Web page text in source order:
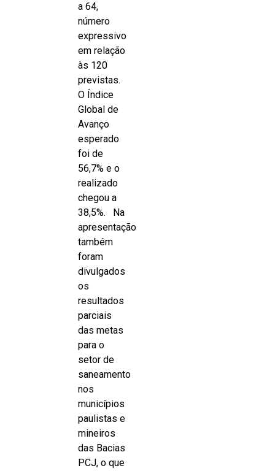
a 64,
número
expressivo
em relação
às 120
previstas.
O Índice
Global de
Avanço
esperado
foi de
56,7% e o
realizado
chegou a
38,5%. Na
apresentação
também
foram
divulgados
os
resultados
parciais
das metas
para o
setor de
saneamento
nos
municípios
paulistas e
mineiros
das Bacias
PCJ, o que